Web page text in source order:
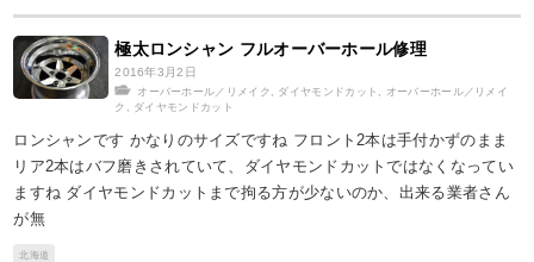
極太ロンシャン フルオーバーホール修理
2016年3月2日
オーバーホール／リメイク , ダイヤモンドカット , オーバーホール／リメイ
ク , ダイヤモンドカット
ロンシャンです かなりのサイズですね フロント2本は手付かずのまま
リア2本はバフ磨きされていて、ダイヤモンドカットではなくなってい
ますね ダイヤモンドカットまで拘る方が少ないのか、出来る業者さん
が無
北海道